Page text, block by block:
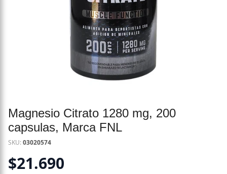
Magnesio Citrato 1280 mg, 200
capsulas, Marca FNL
SKU:03020574
$21.690